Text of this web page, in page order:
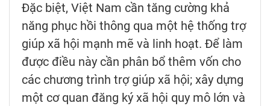
Đặc biệt, Việt Nam cần tăng cường khả
năng phục hồi thông qua một hệ thống trợ
giúp xã hội mạnh mẽ và linh hoạt. Để làm
được điều này cần phân bổ thêm vốn cho
các chương trình trợ giúp xã hội; xây dựng
một cơ quan đăng ký xã hội quy mô lớn và